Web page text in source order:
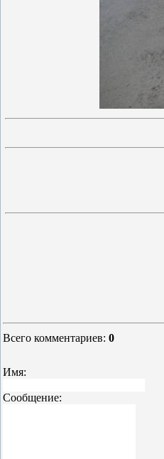
Всего комментариев: 0
Имя:
Сообщение: